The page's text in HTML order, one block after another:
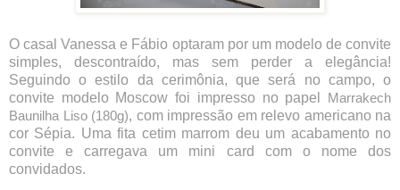
O casal Vanessa e Fábio optaram por um modelo de convite
simples, descontraído, mas sem perder a elegância!
Seguindo o estilo da cerimônia, que será no campo, o
convite modelo Moscow foi impresso no papel
Marrakech
Baunilha Liso (180g), com impressão em relevo americano na
cor Sépia. Uma fita cetim marrom deu um acabamento no
convite e carregava um mini card com o nome dos
convidados.